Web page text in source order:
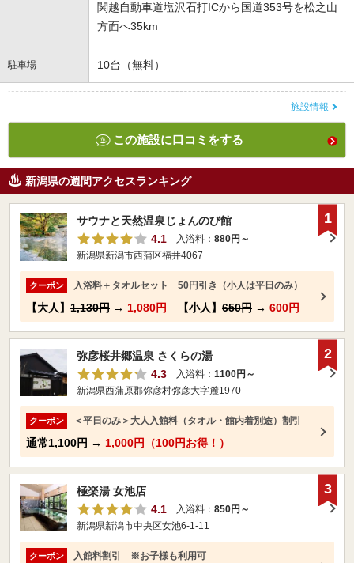
関越自動車道塩沢石打ICから国道353号を松之山
方面へ35km
駐車場 10台（無料）
施設情報
この施設に口コミをする
新潟県の週間アクセスランキング
サウナと天然温泉じょんのび館
4.1
入浴料： 880円～
新潟県新潟市西蒲区福井4067
クーポン 入浴料＋タオルセット 50円引き（小人は平日のみ）
【大人】 1,130円 → 1,080円 【小人】 650円 → 600円
1
弥彦桜井郷温泉 さくらの湯
4.3
入浴料： 1100円～
新潟県西蒲原郡弥彦村弥彦大字麓1970
クーポン ＜平日のみ＞大人入館料（タオル・館内着別途）割引
通常1,100円 → 1,000円（100円お得！）
2
極楽湯 女池店
4.1
入浴料： 850円～
新潟県新潟市中央区女池6-1-11
クーポン 入館料割引 ※お子様も利用可
3